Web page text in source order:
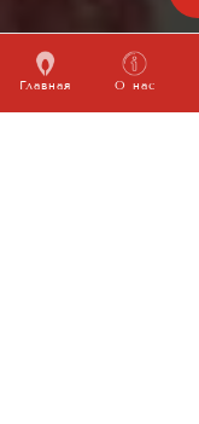
Главная О нас